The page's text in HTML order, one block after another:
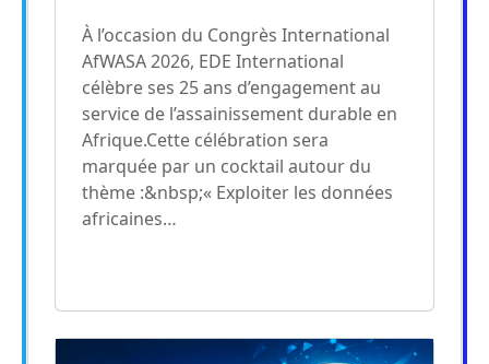
À l’occasion du Congrès International
AfWASA 2026, EDE International
célèbre ses 25 ans d’engagement au
service de l’assainissement durable en
Afrique.Cette célébration sera
marquée par un cocktail autour du
thème :&nbsp;« Exploiter les données
africaines…
Image